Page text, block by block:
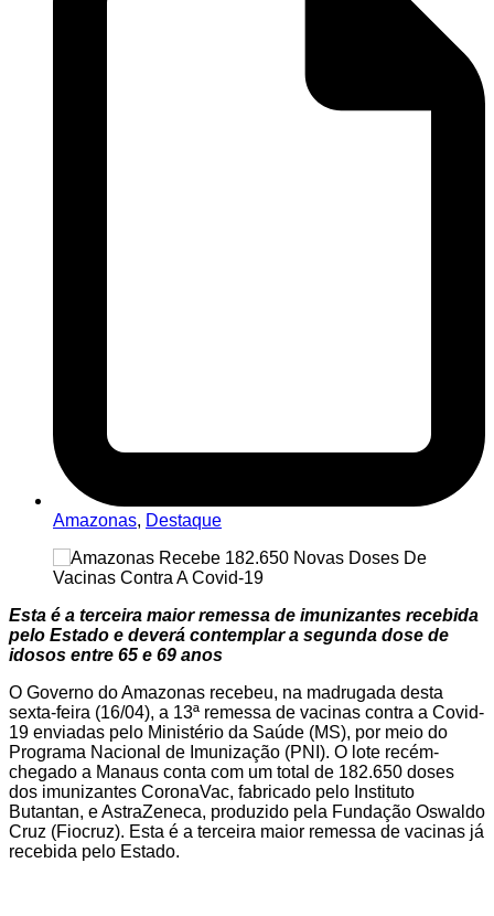
Amazonas, Destaque
Esta é a terceira maior remessa de imunizantes recebida
pelo Estado e deverá contemplar a segunda dose de
idosos entre 65 e 69 anos
O Governo do Amazonas recebeu, na madrugada desta
sexta-feira (16/04), a 13ª remessa de vacinas contra a Covid-
19 enviadas pelo Ministério da Saúde (MS), por meio do
Programa Nacional de Imunização (PNI). O lote recém-
chegado a Manaus conta com um total de 182.650 doses
dos imunizantes CoronaVac, fabricado pelo Instituto
Butantan, e AstraZeneca, produzido pela Fundação Oswaldo
Cruz (Fiocruz). Esta é a terceira maior remessa de vacinas já
recebida pelo Estado.